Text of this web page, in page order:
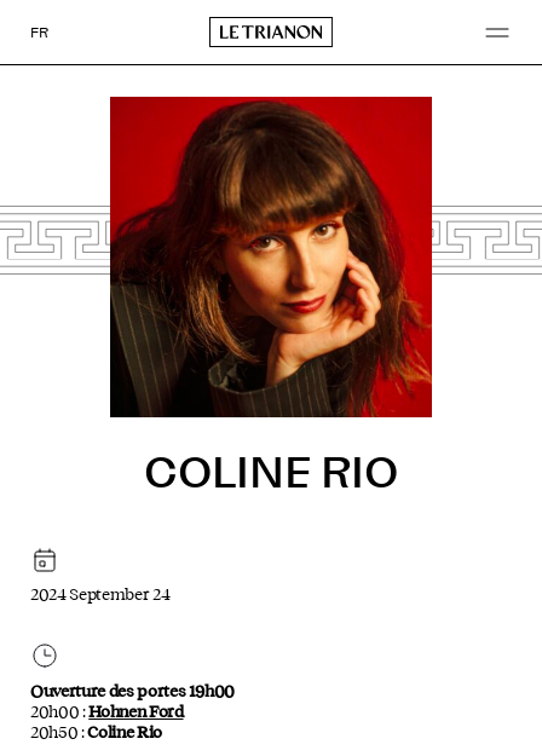
toFR
COLINE RIO
2024 September 24
Ouverture des portes 19h00
20h00 :Hohnen Ford
20h50 :Coline Rio